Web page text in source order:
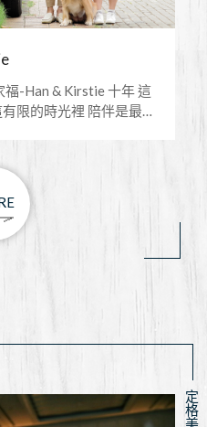
-Han & Kirstie 十年 這
限的時光裡 陪伴是最好
警覺性極高，怕生之
車水馬龍的聲音，一出
只能抱起她，一步一步
讓她痛苦不堪，但狗的
，臭味燻天～全家人我
次澡，也不喊辛苦，天
有愛犬人士都能多點
之後推出的方案絕對讓
領養優惠價，當月接滿
大很遠 寵物的天就只有